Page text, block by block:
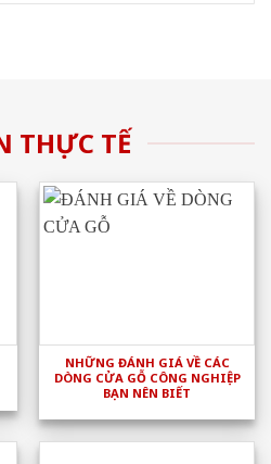
THỰC TẾ
NHỮNG ĐÁNH GIÁ VỀ CÁC
DÒNG CỬA GỖ CÔNG NGHIỆP
BẠN NÊN BIẾT